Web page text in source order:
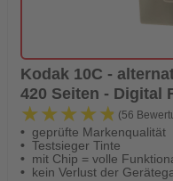
Kodak 10C -
420 Seiten - Digital
★★★★★
★★★★★ (56
geprüfte Markenqualität
Testsieger Tinte
mit Chip = volle
kein Verlust der